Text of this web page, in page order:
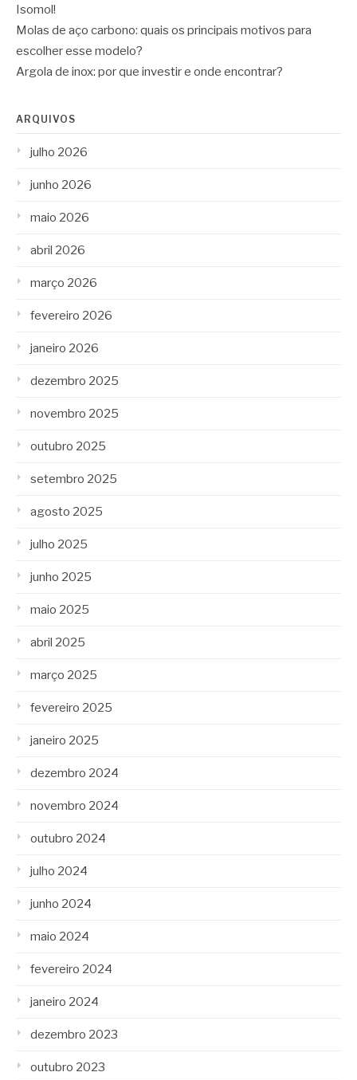
Isomol!
Molas de aço carbono: quais os principais motivos para
escolher esse modelo?
Argola de inox: por que investir e onde encontrar?
ARQUIVOS
julho 2026
junho 2026
maio 2026
abril 2026
março 2026
fevereiro 2026
janeiro 2026
dezembro 2025
novembro 2025
outubro 2025
setembro 2025
agosto 2025
julho 2025
junho 2025
maio 2025
abril 2025
março 2025
fevereiro 2025
janeiro 2025
dezembro 2024
novembro 2024
outubro 2024
julho 2024
junho 2024
maio 2024
fevereiro 2024
janeiro 2024
dezembro 2023
outubro 2023